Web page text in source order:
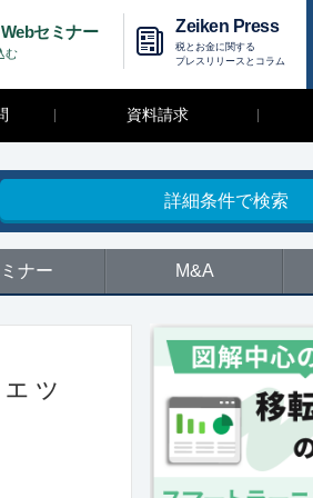
セミナー
む
Zeiken Press
税とお金に関する
プレスリリースとコラム
資料請求
詳細条件で検索
ナー M&A
ッ